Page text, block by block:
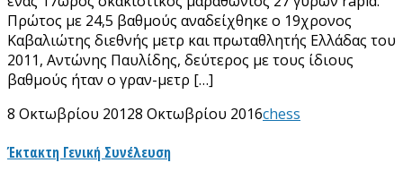
Πρώτος με 24,5 βαθμούς αναδείχθηκε ο 19χρονος
Καβαλιώτης διεθνής μετρ και πρωταθλητής Ελλάδας του
2011, Αντώνης Παυλίδης, δεύτερος με τους ίδιους
βαθμούς ήταν ο γραν-μετρ […]
8 Οκτωβρίου 20128 Οκτωβρίου 2016chess
Έκτακτη Γενική Συνέλευση